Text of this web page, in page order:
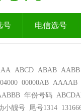
号 电信选号
ABCD ABAB AABB
04000 00000AB AAAAB
年份号码
小靓号 尾号1314